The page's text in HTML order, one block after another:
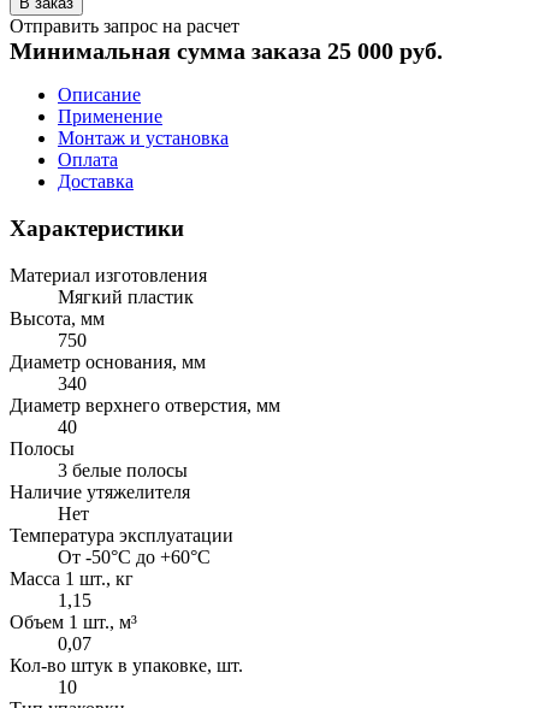
Отправить запрос на расчет
Минимальная сумма заказа 25 000 руб.
Описание
Применение
Монтаж и установка
Оплата
Доставка
Характеристики
Материал изготовления
Мягкий пластик
Высота, мм
750
Диаметр основания, мм
340
Диаметр верхнего отверстия, мм
40
Полосы
3 белые полосы
Наличие утяжелителя
Нет
Температура эксплуатации
От -50°C до +60°C
Масса 1 шт., кг
1,15
Объем 1 шт., м³
0,07
Кол-во штук в упаковке, шт.
10